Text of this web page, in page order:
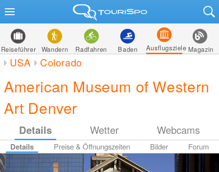
Reiseführer Wandern Radfahren Baden Ausflugsziele Magazin
USA Colorado
American Museum of Western
Art Denver
Details Wetter Webcams
Details Preise & Öffnungszeiten Bilder Forum